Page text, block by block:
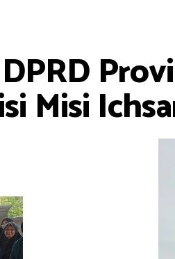
Misi